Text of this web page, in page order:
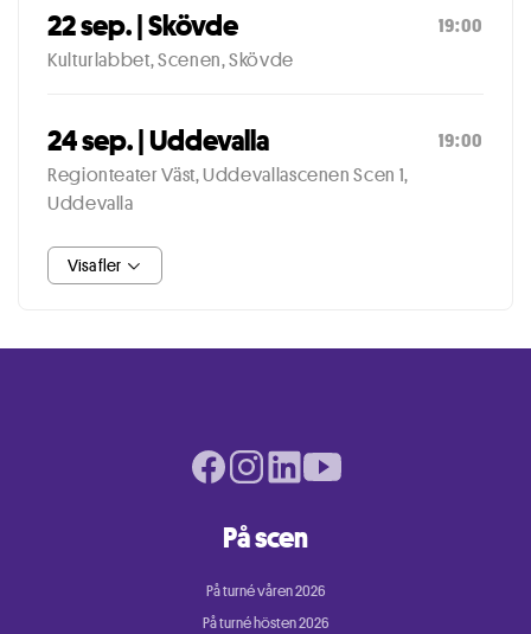
22 sep. | Skövde
Kulturlabbet, Scenen, Skövde
19:00
24 sep. | Uddevalla
Regionteater Väst, Uddevallascenen Scen 1,
Uddevalla
19:00
Visa fler
På scen
På turné våren 2026
På turné hösten 2026
Facebook page
Instagram page
LinkedIn pageYoutube page